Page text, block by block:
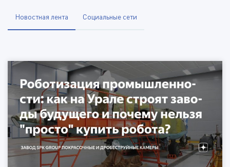
Новостная лента Социальные сети